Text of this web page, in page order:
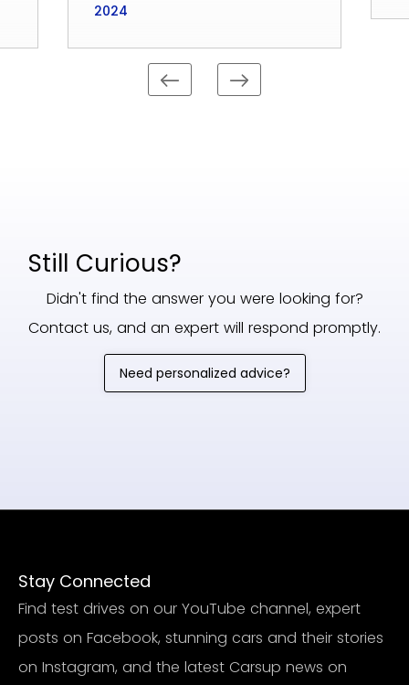
2024
Still Curious?
Didn't find the answer you were looking for?
Contact us, and an expert will respond promptly.
Need personalized advice?
Stay Connected
Find test drives on our YouTube channel, expert
posts on Facebook, stunning cars and their stories
on Instagram, and the latest Carsup news on